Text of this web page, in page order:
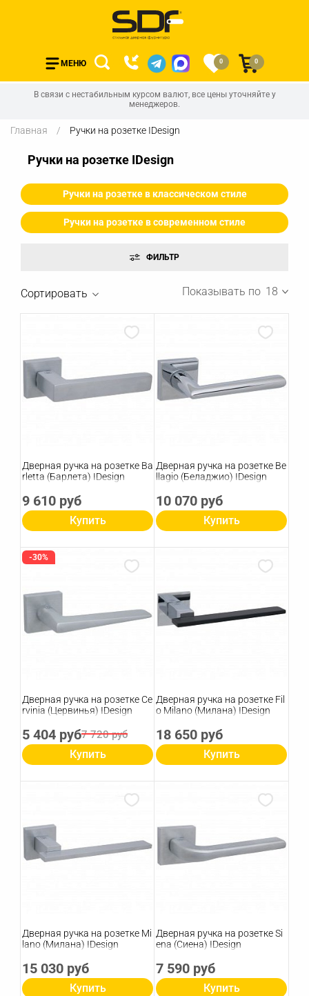
МЕНЮ 0 0
В связи с нестабильным курсом валют, все цены уточняйте у
менеджеров.
Главная Ручки на розетке IDesign
Ручки на розетке IDesign
Ручки на розетке в классическом стиле
Ручки на розетке в современном стиле
Сортировать Показывать по 18
Дверная ручка на розетке Ba
rletta (Барлета) IDesign
9 610 руб
Купить
Дверная ручка на розетке Be
llagio (Беладжио) IDesign
10 070 руб
Купить
-30%
Дверная ручка на розетке Ce
rvinia (Цервинья) IDesign
5 404 руб7 720 руб
Купить
Дверная ручка на розетке Fil
o Milano (Милана) IDesign
18 650 руб
Купить
Дверная ручка на розетке Mi
lano (Милана) IDesign
15 030 руб
Купить
Дверная ручка на розетке Si
ena (Сиена) IDesign
7 590 руб
Купить